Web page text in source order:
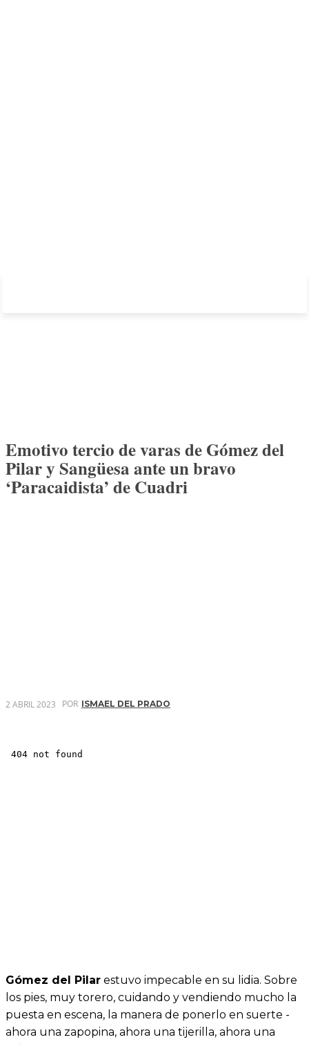
Emotivo tercio de varas de Gómez del
Pilar y Sangüesa ante un bravo
‘Paracaidista’ de Cuadri
2 ABRIL 2023 POR ISMAEL DEL PRADO
Gómez del Pilar estuvo impecable en su lidia. Sobre
los pies, muy torero, cuidando y vendiendo mucho la
puesta en escena, la manera de ponerlo en suerte -
ahora una zapopina, ahora una tijerilla, ahora una